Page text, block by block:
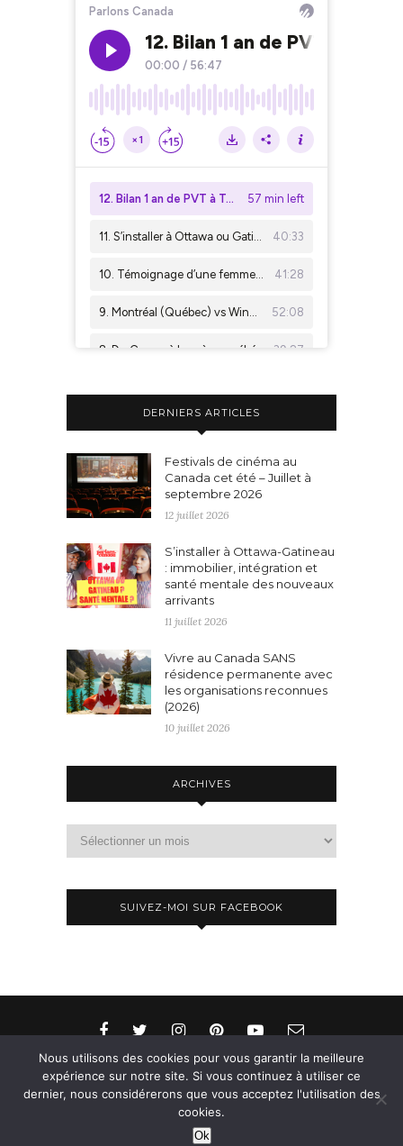
DERNIERS ARTICLES
Festivals de cinéma au
Canada cet été – Juillet à
septembre 2026
12 juillet 2026
S’installer à Ottawa-Gatineau
: immobilier, intégration et
santé mentale des nouveaux
arrivants
11 juillet 2026
Vivre au Canada SANS
résidence permanente avec
les organisations reconnues
(2026)
10 juillet 2026
ARCHIVES
SUIVEZ-MOI SUR FACEBOOK
© 2015-2026 - Aylee. All Rights Reserved. Designed
& Developed bySoloPine.com
Nous utilisons des cookies pour vous garantir la meilleure
expérience sur notre site. Si vous continuez à utiliser ce
dernier, nous considérerons que vous acceptez l'utilisation des
cookies.
Ok